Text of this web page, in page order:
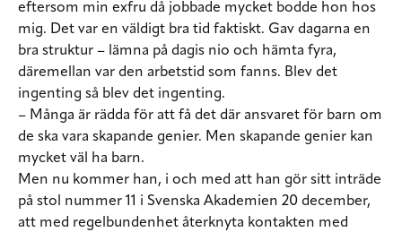
eftersom min exfru då jobbade mycket bodde hon hos
mig. Det var en väldigt bra tid faktiskt. Gav dagarna en
bra struktur – lämna på dagis nio och hämta fyra,
däremellan var den arbetstid som fanns. Blev det
ingenting så blev det ingenting.
– Många är rädda för att få det där ansvaret för barn om
de ska vara skapande genier. Men skapande genier kan
mycket väl ha barn.
Men nu kommer han, i och med att han gör sitt inträde
på stol nummer 11 i Svenska Akademien 20 december,
att med regelbundenhet återknyta kontakten med